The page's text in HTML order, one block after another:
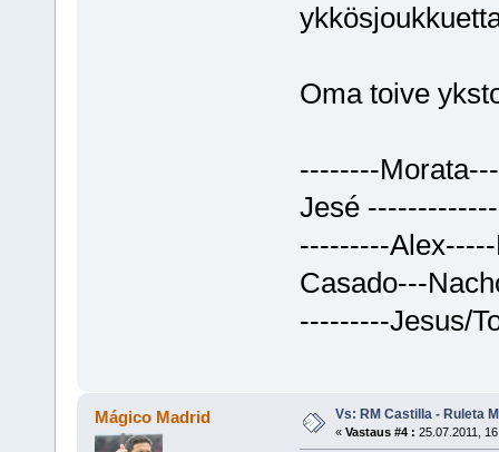
Oma toive
--------
Jesé
---------
Casado---
---------Jesus/
Mágico Madrid Vs: RM Castilla - Ruleta
« Vastaus #4 : 25.07.2011,